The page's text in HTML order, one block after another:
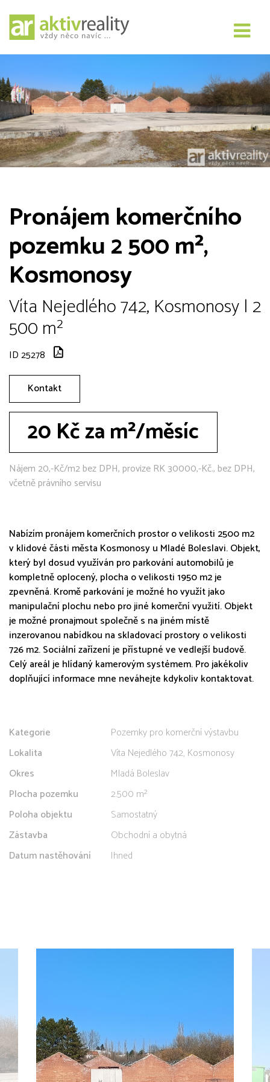
Pronájem komerčního
pozemku 2 500 m²,
Kosmonosy
Víta Nejedlého 742, Kosmonosy | 2
500 m²
ID 25278
Kontakt
20 Kč za m²/měsíc
Nájem 20,-Kč/m2 bez DPH, provize RK 30000,-Kč., bez DPH,
včetně právního servisu
Nabízím pronájem komerčních prostor o velikosti 2500 m2
v klidové části města Kosmonosy u Mladé Boleslavi. Objekt,
který byl dosud využíván pro parkování automobilů je
kompletně oplocený, plocha o velikosti 1950 m2 je
zpevněná. Kromě parkování je možné ho využít jako
manipulační plochu nebo pro jiné komerční využití. Objekt
je možné pronajmout společně s na jiném místě
inzerovanou nabídkou na skladovací prostory o velikosti
726 m2. Sociální zařízení je přístupné ve vedlejší budově.
Celý areál je hlídaný kamerovým systémem. Pro jakékoliv
doplňující informace mne neváhejte kdykoliv kontaktovat.
Kategorie
Pozemky pro komerční výstavbu
Lokalita
Víta Nejedlého 742, Kosmonosy
Okres
Mladá Boleslav
Plocha pozemku
2.500 m²
Poloha objektu
Samostatný
Zástavba
Obchodní a obytná
Datum nastěhování
Ihned